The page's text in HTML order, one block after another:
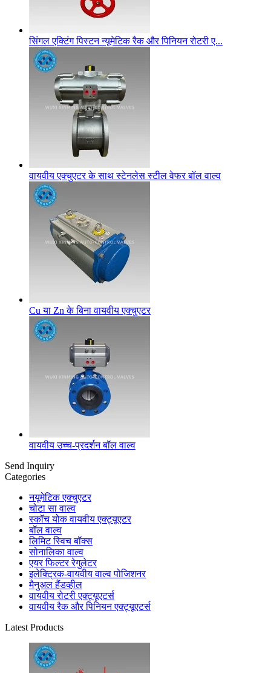
सिंगल एक्टिंग पिस्टन न्यूमेटिक रैक और पिनियन रोटरी ए...
वायवीय एक्चुएटर के साथ स्टेनलेस स्टील वेफर बॉल वाल्व
Cu या Zn के बिना वायवीय एक्चुएटर
वायवीय उच्च-प्रदर्शन बॉल वाल्व
Send Inquiry
Categories
नयूमेटिक एक्चुएटर
चोटा सा वाल्व
स्कॉच योक वायवीय एक्ट्यूएटर
बॉल वाल्व
लिमिट स्विच बॉक्स
सोनालिका वाल्व
एयर फिल्टर रेगुलेटर
इलेक्ट्रिक-वायवीय वाल्व पोजिशनर
मैनुअल हैंडव्हील
वायवीय रोटरी एक्ट्यूएटर्स
वायवीय रैक और पिनियन एक्ट्यूएटर्स
Latest Products